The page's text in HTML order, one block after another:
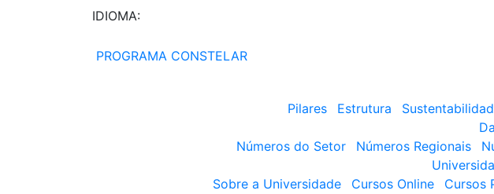
IDIOMA:
PROGRAMA CONSTELAR
Pilares
Estrutura
Números do Setor
Números Regionais
Sobre a Universidade
Cursos Online Cursos